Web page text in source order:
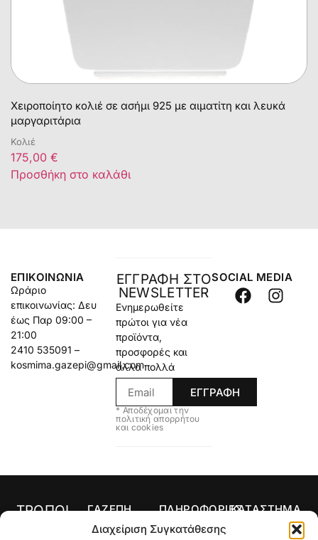
Διαχείριση Συγκατάθεσης
Χειροποίητο κολιέ σε ασήμι 925 με αιματίτη και λευκά
μαργαριτάρια
Κολιέ
175,00 €
Προσθήκη στο καλάθι
ΕΠΙΚΟΙΝΩΝΊΑ
Ωράριο
επικοινωνίας: Δευ
έως Παρ 09:00 –
21:00
2410 535091 –
kosmima.gazepi@gmail.com
ΕΓΓΡΑΦΗ ΣΤΟ
NEWSLETTER
Ενημερωθείτε
πρώτοι για νέα
προϊόντα,
προσφορές και
άλλα πολλά
ΕΓΓΡΑΦΗ
* Αποδέχομαι την
πολιτική απορρήτου
και cookies
SOCIAL MEDIA
ΤΡΟΠΟΙ
ΠΛΗΡΩΜΗΣ
ΓΑΖΕΠΗ
Αρχική
ΠΛΗΡΟΦΟΡΙΕΣ
Όροι Χρήσης
ΚΑΤΑΣΤΗΜΑ